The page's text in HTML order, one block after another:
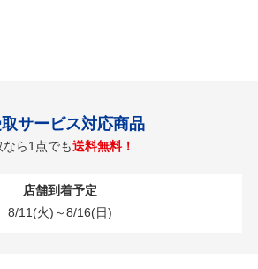
サービス対応商品
なら1点でも送料無料！
店舗到着予定
8/11(火)～8/16(日)